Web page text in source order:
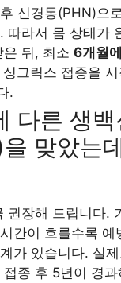
신경통(PHN)으
따라서 몸 상태가
은 뒤, 최소 6개월
그릭스 접종을
.
다른 생
맞았는
권장해 드립니다.
간이 흐를수록 예
가 있습니다. 실제
종 후 5년이 경